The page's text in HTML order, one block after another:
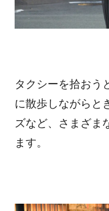
タクシーを拾おう
に散歩しながらと
ズなど、さまざま
ます。